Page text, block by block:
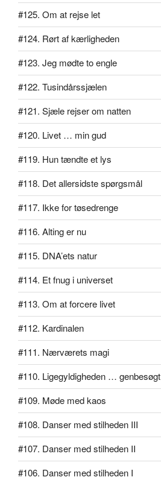
#125. Om at rejse let
#124. Rørt af kærligheden
#123. Jeg mødte to engle
#122. Tusindårssjælen
#121. Sjæle rejser om natten
#120. Livet … min gud
#119. Hun tændte et lys
#118. Det allersidste spørgsmål
#117. Ikke for tøsedrenge
#116. Alting er nu
#115. DNA’ets natur
#114. Et fnug i universet
#113. Om at forcere livet
#112. Kardinalen
#111. Nærværets magi
#110. Ligegyldigheden … genbesøgt
#109. Møde med kaos
#108. Danser med stilheden III
#107. Danser med stilheden II
#106. Danser med stilheden I